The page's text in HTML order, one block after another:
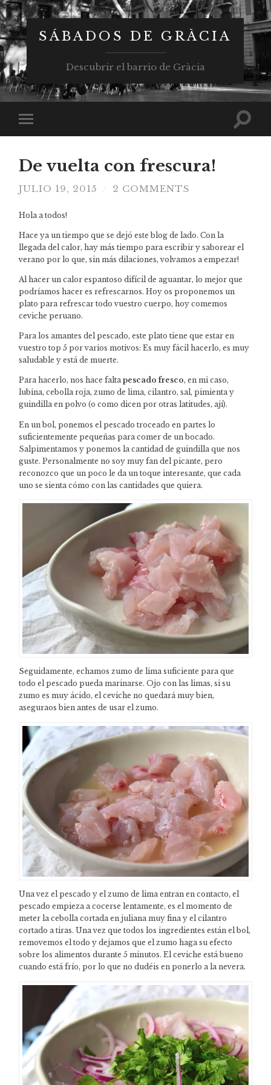
SÁBADOS DE GRÀCIA
Descubrir el barrio de Gràcia
De vuelta con frescura!
JULIO 19, 2015 2 COMMENTS
Hola a todos!
Hace ya un tiempo que se dejó este blog de lado. Con la
llegada del calor, hay más tiempo para escribir y saborear el
verano por lo que, sin más dilaciones, volvamos a empezar!
Al hacer un calor espantoso difícil de aguantar, lo mejor que
podríamos hacer es refrescarnos. Hoy os proponemos un
plato para refrescar todo vuestro cuerpo, hoy comemos
ceviche peruano.
Para los amantes del pescado, este plato tiene que estar en
vuestro top 5 por varios motivos: Es muy fácil hacerlo, es muy
saludable y está de muerte.
Para hacerlo, nos hace faltapescado fresco, en mi caso,
lubina, cebolla roja, zumo de lima, cilantro, sal, pimienta y
guindilla en polvo (o como dicen por otras latitudes, ají).
En un bol, ponemos el pescado troceado en partes lo
suficientemente pequeñas para comer de un bocado.
Salpimentamos y ponemos la cantidad de guindilla que nos
guste. Personalmente no soy muy fan del picante, pero
reconozco que un poco le da un toque interesante, que cada
uno se sienta cómo con las cantidades que quiera.
Seguidamente, echamos zumo de lima suficiente para que
todo el pescado pueda marinarse. Ojo con las limas, si su
zumo es muy ácido, el ceviche no quedará muy bien,
aseguraos bien antes de usar el zumo.
Una vez el pescado y el zumo de lima entran en contacto, el
pescado empieza a cocerse lentamente, es el momento de
meter la cebolla cortada en juliana muy fina y el cilantro
cortado a tiras. Una vez que todos los ingredientes están el bol,
removemos el todo y dejamos que el zumo haga su efecto
sobre los alimentos durante 5 minutos. El ceviche está bueno
cuando está frío, por lo que no dudéis en ponerlo a la nevera.